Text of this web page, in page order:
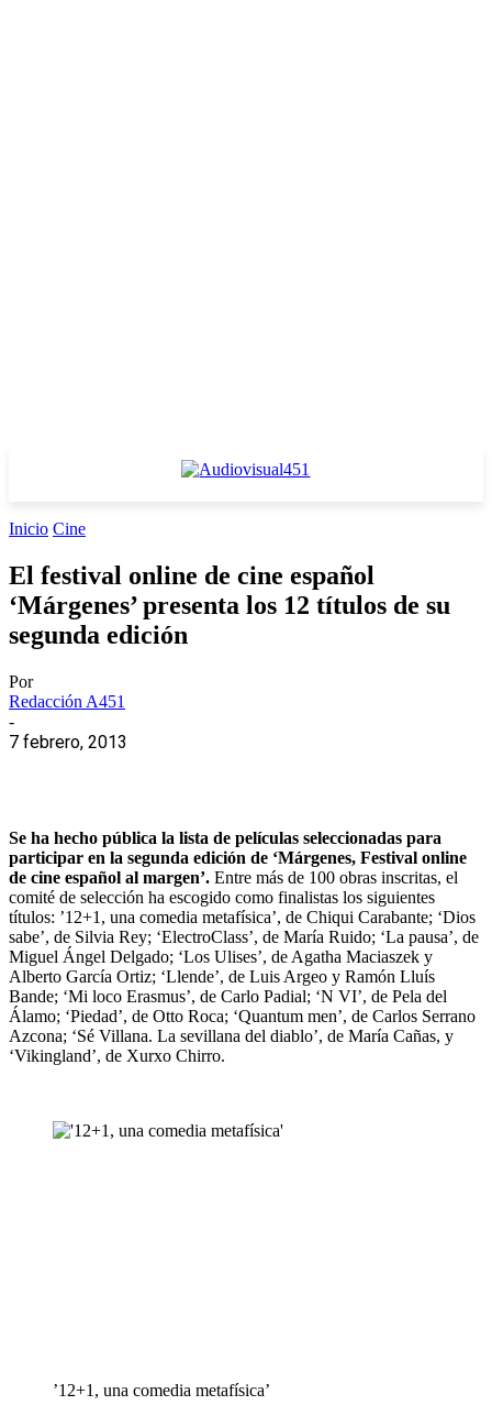
Inicio Cine
El festival online de cine español
‘Márgenes’ presenta los 12 títulos de su
segunda edición
Por
Redacción A451
-
7 febrero, 2013
Se ha hecho pública la lista de películas seleccionadas para
participar en la segunda edición de ‘Márgenes, Festival online
de cine español al margen’. Entre más de 100 obras inscritas, el
comité de selección ha escogido como finalistas los siguientes
títulos: ’12+1, una comedia metafísica’, de Chiqui Carabante; ‘Dios
sabe’, de Silvia Rey; ‘ElectroClass’, de María Ruido; ‘La pausa’, de
Miguel Ángel Delgado; ‘Los Ulises’, de Agatha Maciaszek y
Alberto García Ortiz; ‘Llende’, de Luis Argeo y Ramón Lluís
Bande; ‘Mi loco Erasmus’, de Carlo Padial; ‘N VI’, de Pela del
Álamo; ‘Piedad’, de Otto Roca; ‘Quantum men’, de Carlos Serrano
Azcona; ‘Sé Villana. La sevillana del diablo’, de María Cañas, y
‘Vikingland’, de Xurxo Chirro.
’12+1, una comedia metafísica’